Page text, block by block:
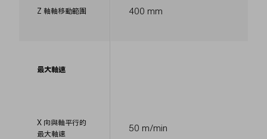
Z 軸軸移動範圍
最大軸速
X 向與軸平行的
最大軸速
400 mm
50 m/min